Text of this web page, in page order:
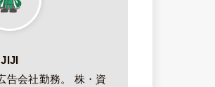
JIJI
告会社勤務。 株・資